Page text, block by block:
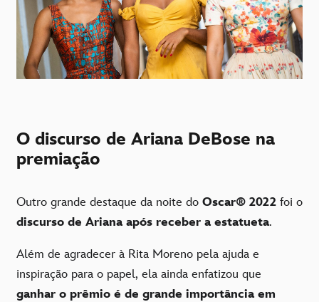
O discurso de Ariana DeBose na
premiação
Outro grande destaque da noite do Oscar® 2022 foi o
discurso de Ariana após receber a estatueta.
Além de agradecer à Rita Moreno pela ajuda e
inspiração para o papel, ela ainda enfatizou que
ganhar o prêmio é de grande importância em